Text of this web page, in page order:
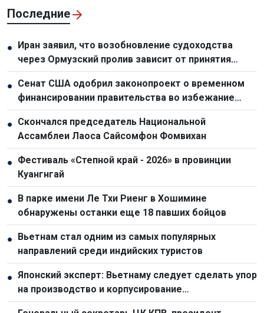
Последние
● Иран заявил, что возобновление судоходства
через Ормузский пролив зависит от принятия
условий Тегерана Соединенными Штатами
● Сенат США одобрил законопроект о временном
финансировании правительства во избежание
шатдауна
● Скончался председатель Национальной
Ассамблеи Лаоса Сайсомфон Фомвихан
● Фестиваль «Степной край - 2026» в провинции
Куангнгай
● В парке имени Ле Тхи Риенг в Хошимине
обнаружены останки еще 18 павших бойцов
● Вьетнам стал одним из самых популярных
направлений среди индийских туристов
● Японский эксперт: Вьетнаму следует сделать упор
на производство и корпусирование
полупроводниковых чипов